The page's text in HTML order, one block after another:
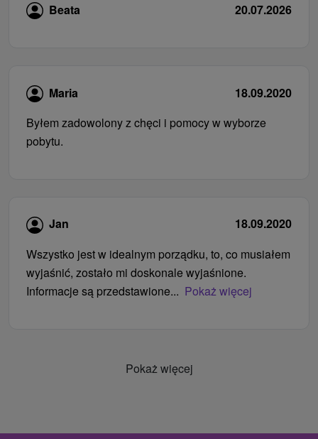
Beata 20.07.2026
Maria
18.09.2020
Byłem zadowolony z chęci i pomocy w wyborze
pobytu.
Jan
18.09.2020
Wszystko jest w idealnym porządku, to, co musiałem
wyjaśnić, zostało mi doskonale wyjaśnione.
Informacje są przedstawione... Pokaż więcej
Pokaż więcej